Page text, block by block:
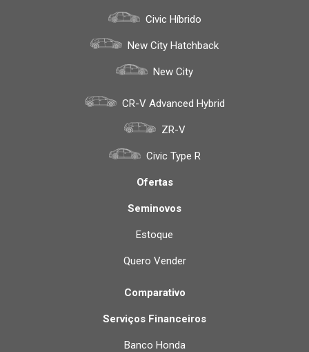
Civic Híbrido
New City Hatchback
New City
CR-V Advanced Hybrid
ZR-V
Civic Type R
Ofertas
Seminovos
Estoque
Quero Vender
Comparativo
Serviços Financeiros
Banco Honda